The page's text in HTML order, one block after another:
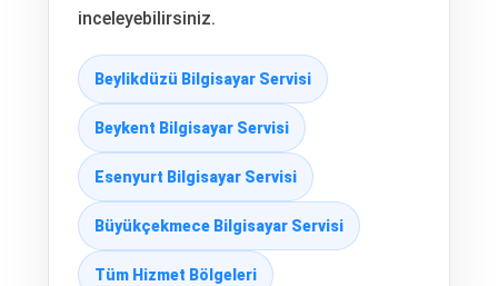
inceleyebilirsiniz.
Beylikdüzü Bilgisayar Servisi
Beykent Bilgisayar Servisi
Esenyurt Bilgisayar Servisi
Büyükçekmece Bilgisayar Servisi
Tüm Hizmet Bölgeleri